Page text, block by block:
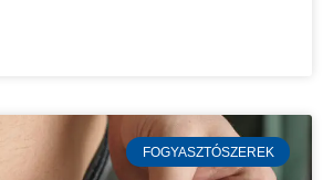
FOGYASZTÓSZEREK